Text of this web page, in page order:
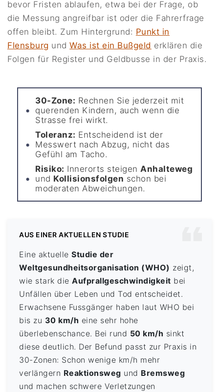
bevor Fristen ablaufen, etwa bei der Frage, ob
die Messung angreifbar ist oder die Fahrerfrage
offen bleibt. Zum Hintergrund: Punkt in
Flensburg undWas ist ein Bußgeld erklären die
Folgen für Register und Geldbusse in der Praxis.
30-Zone: Rechnen Sie jederzeit mit
querenden Kindern, auch wenn die
Strasse frei wirkt.
Toleranz: Entscheidend ist der
Messwert nach Abzug, nicht das
Gefühl am Tacho.
Risiko: Innerorts steigenAnhalteweg
und Kollisionsfolgen schon bei
moderaten Abweichungen.
AUS EINER AKTUELLEN STUDIE
Eine aktuelleStudie der
Weltgesundheitsorganisation (WHO) zeigt,
wie stark dieAufprallgeschwindigkeit bei
Unfällen über Leben und Tod entscheidet.
Erwachsene Fussgänger haben laut WHO bei
bis zu 30 km/h eine sehr hohe
überlebenschance. Bei rund 50 km/h sinkt
diese deutlich. Der Befund passt zur Praxis in
30-Zonen: Schon wenige km/h mehr
verlängern Reaktionsweg und Bremsweg
und machen schwere Verletzungen